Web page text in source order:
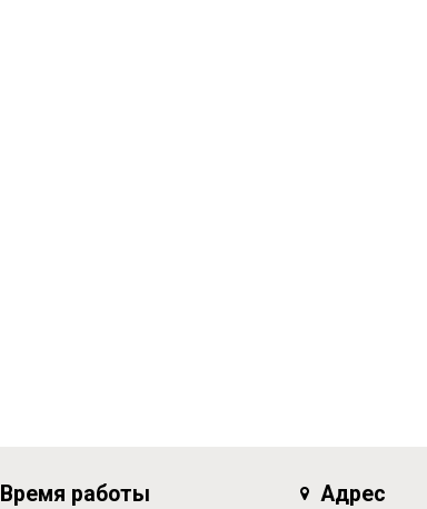
Время работы Адрес